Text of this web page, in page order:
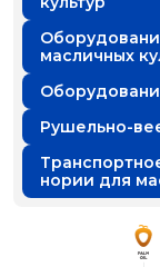
масличных
Рушельно-
нории для